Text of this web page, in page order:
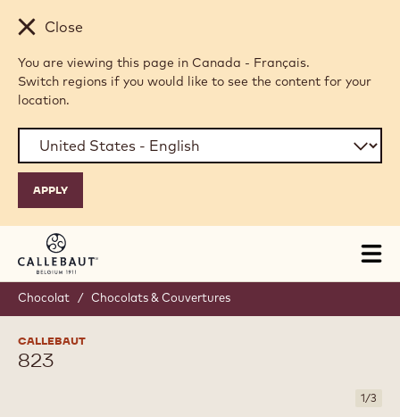
Skip to main content
Close
You are viewing this page in Canada - Français.
Switch regions if you would like to see the content for your
location.
Chocolat / Chocolats & Couvertures
CALLEBAUT
823
1/3